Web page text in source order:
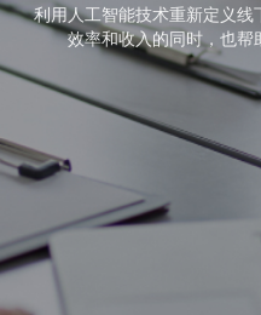
利用人工智能技术重新定义
效率和收入的同时，也